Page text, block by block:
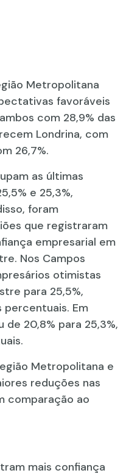
Metropolitana
favoráveis
com 28,9% das
Londrina, com
26,7%.
as últimas
e 25,3%,
foram
que registraram
empresarial em
Nos Campos
otimistas
para 25,5%,
Em
de 20,8% para 25,3%,
Metropolitana e
reduções nas
comparação ao
mais confiança